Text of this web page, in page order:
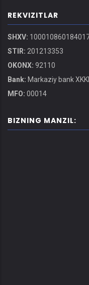
REKVIZITLAR
SHXV:
STIR: 201213353
OKONX: 92110
Bank: Markaziy bank
MFO: 00014
BIZNING MANZIL: